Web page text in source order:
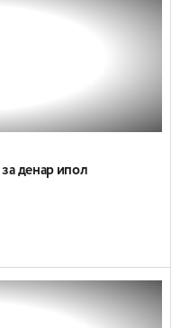
за денар ипол